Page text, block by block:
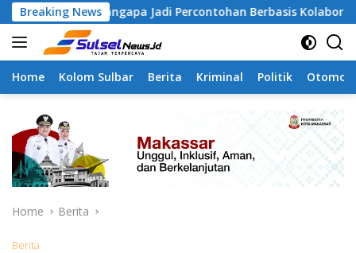
Skip
to
content
Breaking News
Tamangapa Jadi Percontohan Berbasis Kolaborasi Warga
Home Kolom Sulbar Berita Kriminal Politik
Home Berita
Berita